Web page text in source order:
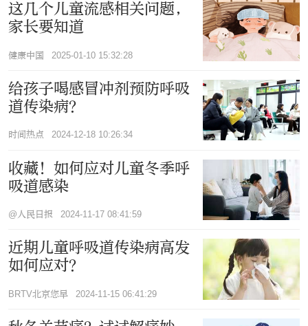
这几个儿童流感相关问题，
家长要知道
健康中国 2025-01-10 15:32:28
给孩子喝感冒冲剂预防呼吸
道传染病？
时间热点 2024-12-18 10:26:34
收藏！如何应对儿童冬季呼
吸道感染
@人民日报 2024-11-17 08:41:59
近期儿童呼吸道传染病高发
如何应对？
BRTV北京您早 2024-11-15 06:41:29